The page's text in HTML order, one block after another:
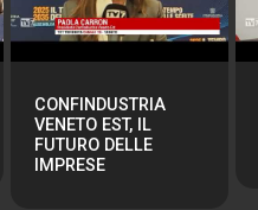
CONFINDUSTRIA
VENETO EST, IL
FUTURO DELLE
IMPRESE